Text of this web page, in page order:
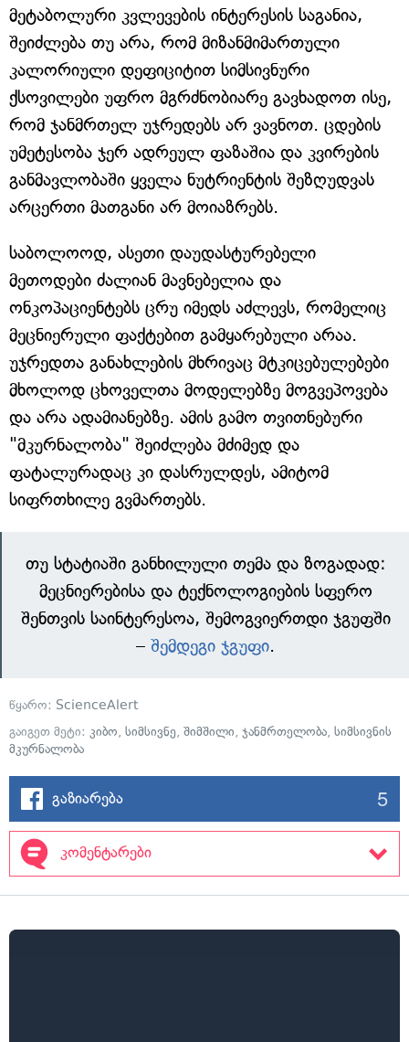
მეტაბოლური კვლევების ინტერესის საგანია,
შეიძლება თუ არა, რომ მიზანმიმართული
კალორიული დეფიციტით სიმსივნური
ქსოვილები უფრო მგრძნობიარე გავხადოთ ისე,
რომ ჯანმრთელ უჯრედებს არ ვავნოთ. ცდების
უმეტესობა ჯერ ადრეულ ფაზაშია და კვირების
განმავლობაში ყველა ნუტრიენტის შეზღუდვას
არცერთი მათგანი არ მოიაზრებს.
საბოლოოდ, ასეთი დაუდასტურებელი
მეთოდები ძალიან მავნებელია და
ონკოპაციენტებს ცრუ იმედს აძლევს, რომელიც
მეცნიერული ფაქტებით გამყარებული არაა.
უჯრედთა განახლების მხრივაც მტკიცებულებები
მხოლოდ ცხოველთა მოდელებზე მოგვეპოვება
და არა ადამიანებზე. ამის გამო თვითნებური
"მკურნალობა" შეიძლება მძიმედ და
ფატალურადაც კი დასრულდეს, ამიტომ
სიფრთხილე გვმართებს.
თუ სტატიაში განხილული თემა და ზოგადად:
მეცნიერებისა და ტექნოლოგიების სფერო
შენთვის საინტერესოა, შემოგვიერთდი ჯგუფში
– შემდეგი ჯგუფი.
წყარო: ScienceAlert
გაიგეთ მეტი: კიბო, სიმსივნე, შიმშილი, ჯანმრთელობა, სიმსივნის
მკურნალობა
გაზიარება 5
კომენტარები